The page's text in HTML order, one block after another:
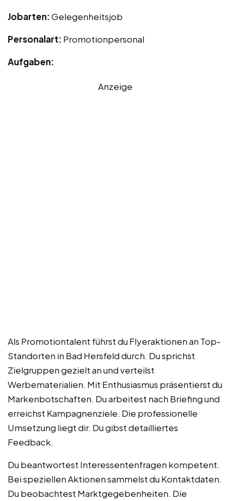
Jobarten:Gelegenheitsjob
Personalart: Promotionpersonal
Aufgaben:
Anzeige
Als Promotiontalent führst du Flyeraktionen an Top-
Standorten in Bad Hersfeld durch. Du sprichst
Zielgruppen gezielt an und verteilst
Werbematerialien. Mit Enthusiasmus präsentierst du
Markenbotschaften. Du arbeitest nach Briefing und
erreichst Kampagnenziele. Die professionelle
Umsetzung liegt dir. Du gibst detailliertes
Feedback.
Du beantwortest Interessentenfragen kompetent.
Bei speziellen Aktionen sammelst du Kontaktdaten.
Du beobachtest Marktgegebenheiten. Die